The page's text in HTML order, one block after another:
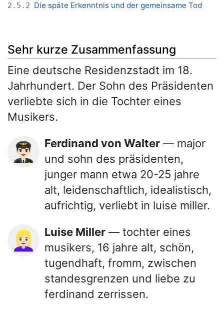
2.5.2 Die späte Erkenntnis und der gemeinsame Tod
Sehr kurze Zusammenfassung
Eine deutsche Residenzstadt im 18.
Jahrhundert. Der Sohn des Präsidenten
verliebte sich in die Tochter eines
Musikers.
👨🏻‍✈️ Ferdinand von Walter — major
und sohn des präsidenten,
junger mann etwa 20-25 jahre
alt, leidenschaftlich, idealistisch,
aufrichtig, verliebt in luise miller.
👱🏻‍♀️ Luise Miller — tochter eines
musikers, 16 jahre alt, schön,
tugendhaft, fromm, zwischen
standesgrenzen und liebe zu
ferdinand zerrissen.